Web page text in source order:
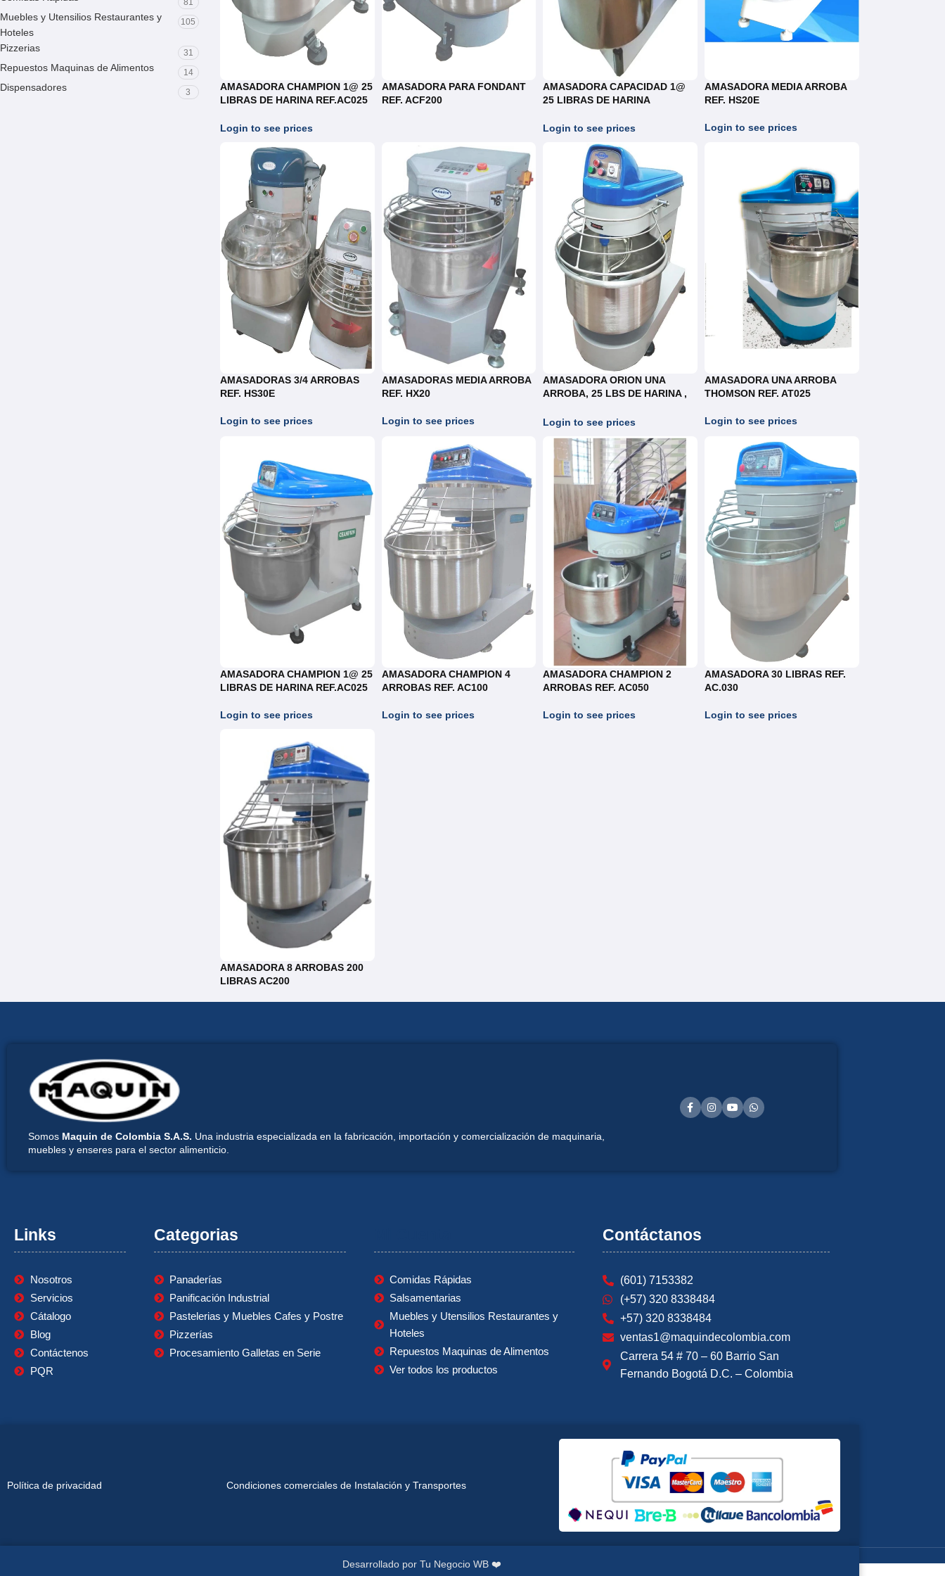
81
Muebles y Utensilios Restaurantes y
Hoteles
105
Pizzerias 31
Repuestos Maquinas de Alimentos 14
Dispensadores 3
AMASADORA CHAMPION 1@ 25
LIBRAS DE HARINA REF.AC025
Login to see prices
AMASADORA PARA FONDANT
REF. ACF200
AMASADORA CAPACIDAD 1@
25 LIBRAS DE HARINA
Login to see prices
AMASADORA MEDIA ARROBA
REF. HS20E
Login to see prices
AMASADORAS 3/4 ARROBAS
REF. HS30E
Login to see prices
AMASADORAS MEDIA ARROBA
REF. HX20
Login to see prices
AMASADORA ORION UNA
ARROBA, 25 LBS DE HARINA ,
Login to see prices
AMASADORA UNA ARROBA
THOMSON REF. AT025
Login to see prices
AMASADORA CHAMPION 1@ 25
LIBRAS DE HARINA REF.AC025
Login to see prices
AMASADORA CHAMPION 4
ARROBAS REF. AC100
Login to see prices
AMASADORA CHAMPION 2
ARROBAS REF. AC050
Login to see prices
AMASADORA 30 LIBRAS REF.
AC.030
Login to see prices
AMASADORA 8 ARROBAS 200
LIBRAS AC200
Somos Maquin de Colombia S.A.S. Una industria especializada en la fabricación, importación y comercialización de maquinaria,
muebles y enseres para el sector alimenticio.
Links
Nosotros
Servicios
Cátalogo
Blog
Contáctenos
PQR
Categorias
Panaderías
Panificación Industrial
Pastelerias y Muebles Cafes y Postre
Pizzerías
Procesamiento Galletas en Serie
Comidas Rápidas
Salsamentarias
Muebles y Utensilios Restaurantes y
Hoteles
Repuestos Maquinas de Alimentos
Ver todos los productos
Contáctanos
(601) 7153382
(+57) 320 8338484
+57) 320 8338484
ventas1@maquindecolombia.com
Carrera 54 # 70 – 60 Barrio San
Fernando Bogotá D.C. – Colombia
Política de privacidad Condiciones comerciales de Instalación y Transportes
Desarrollado por Tu Negocio WB ❤️